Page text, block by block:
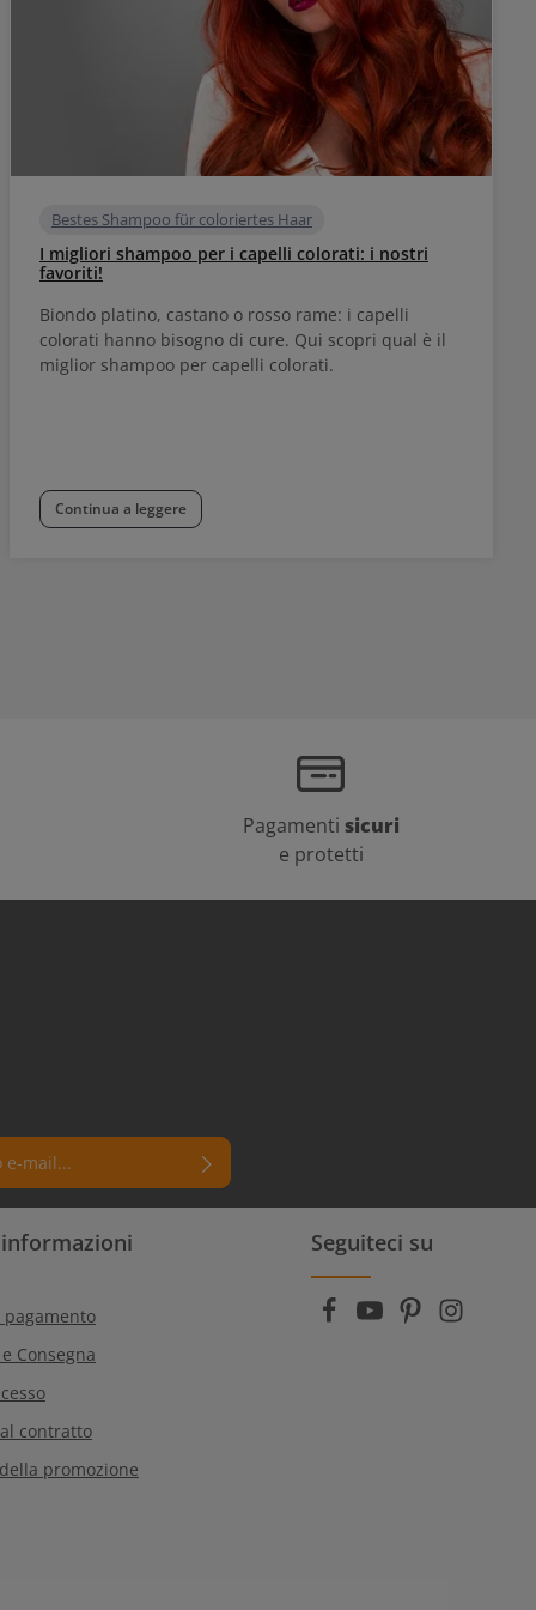
Bestes Shampoo für coloriertes Haar
I migliori shampoo per i capelli colorati: i nostri
favoriti!
Biondo platino, castano o rosso rame: i capelli
colorati hanno bisogno di cure. Qui scopri qual è il
miglior shampoo per capelli colorati.
Continua a leggere
Pagamenti sicuri
e protetti
di aver letto la nostra
dei dati
asterisco (*) sono campi
Consegna
contratto
promozione
Seguiteci su